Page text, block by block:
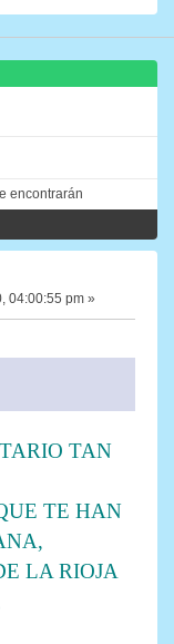
encontrarán
04:00:55 pm »
TAN
TE HAN
LA RIOJA